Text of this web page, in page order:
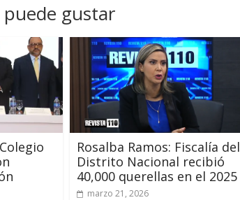
gustar
Rosalba Ramos: Fiscalía del
Distrito Nacional recibió
40,000 querellas en el 2025
marzo 21, 2026